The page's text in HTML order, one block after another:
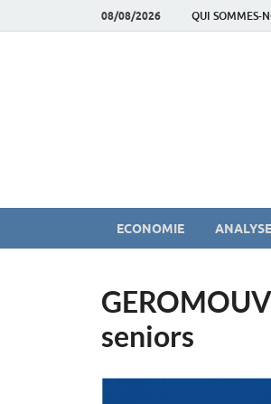
08/08/2026 QUI SOMMES-
ECONOMIE
seniors